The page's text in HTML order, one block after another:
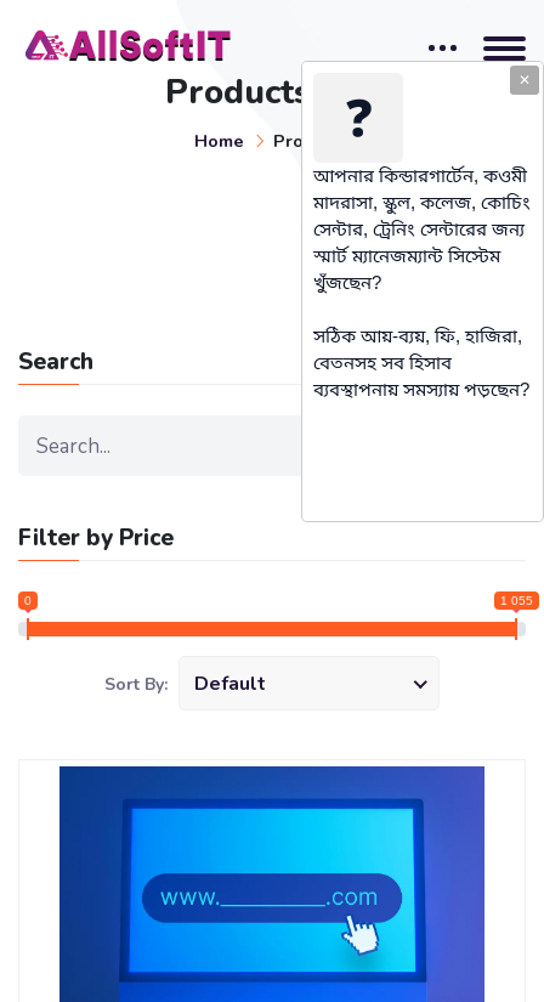
✕
❓
আপনার কিন্ডারগার্টেন, কওমী
মাদরাসা, স্কুল, কলেজ, কোচিং
সেন্টার, ট্রেনিং সেন্টারের জন্য
স্মার্ট ম্যানেজম্যান্ট সিস্টেম
খুঁজছেন?
সঠিক আয়-ব্যয়, ফি, হাজিরা,
বেতনসহ সব হিসাব
ব্যবস্থাপনায় সমস্যায় পড়ছেন?
Products List
Home Products
Search
Filter by Price
0 1 055
Sort By: Default